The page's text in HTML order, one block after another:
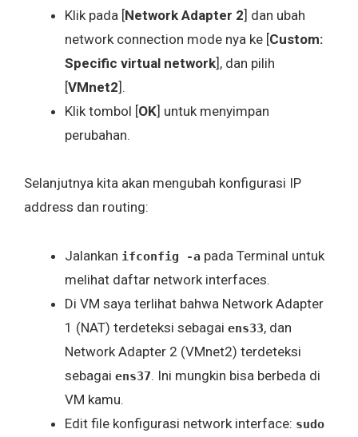
Klik pada [Network Adapter 2] dan ubah
network connection mode nya ke [Custom:
Specific virtual network], dan pilih
[VMnet2].
Klik tombol [OK] untuk menyimpan
perubahan.
Selanjutnya kita akan mengubah konfigurasi IP
address dan routing:
Jalankan ifconfig -a pada Terminal untuk
melihat daftar network interfaces.
Di VM saya terlihat bahwa Network Adapter
1 (NAT) terdeteksi sebagai ens33, dan
Network Adapter 2 (VMnet2) terdeteksi
sebagai ens37. Ini mungkin bisa berbeda di
VM kamu.
Edit file konfigurasi network interface: sudo